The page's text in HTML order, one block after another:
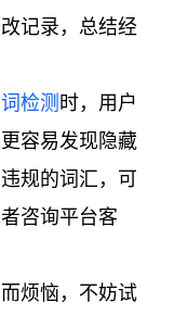
记录，总结经
检测 时，用户
容易发现隐藏
规的词汇，可
咨询平台客
烦恼，不妨试